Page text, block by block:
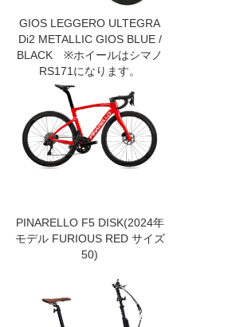
GIOS LEGGERO ULTEGRA
Di2 METALLIC GIOS BLUE /
BLACK ※ホイールはシマノ
RS171になります。
PINARELLO F5 DISK(2024年
モデル FURIOUS RED サイズ
50)